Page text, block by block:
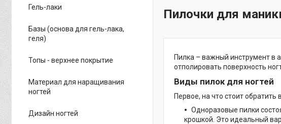
Пилочки для
Пилка – важный инструмент в
отполировать поверхность
Виды пилок для ногтей
Первое, на что стоит
Одноразовые пилки
крошкой. Это идеальный
Гель-лаки
Базы (основа для гель-лака,
геля)
Топы - верхнее покрытие
Материал для наращивания
ногтей
Дизайн ногтей